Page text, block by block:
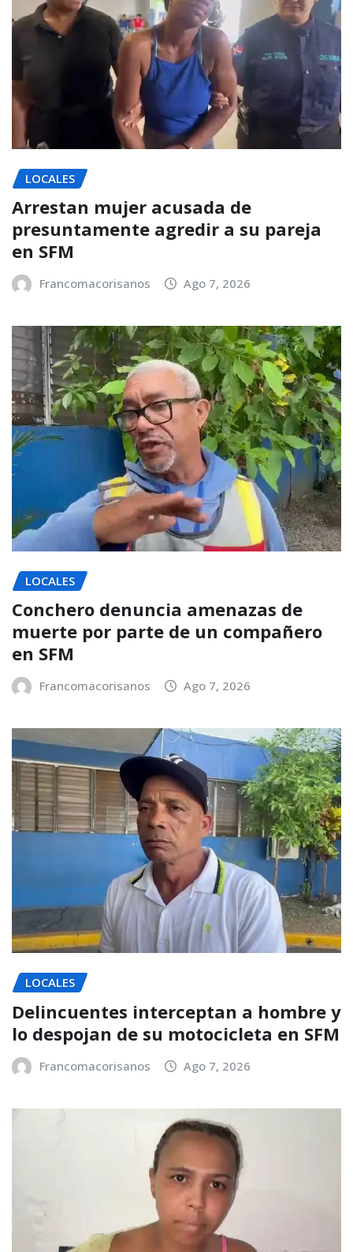
LOCALES
Arrestan mujer acusada de
presuntamente agredir a su pareja
en SFM
Francomacorisanos Ago 7, 2026
LOCALES
Conchero denuncia amenazas de
muerte por parte de un compañero
en SFM
Francomacorisanos Ago 7, 2026
LOCALES
Delincuentes interceptan a hombre y
lo despojan de su motocicleta en SFM
Francomacorisanos Ago 7, 2026